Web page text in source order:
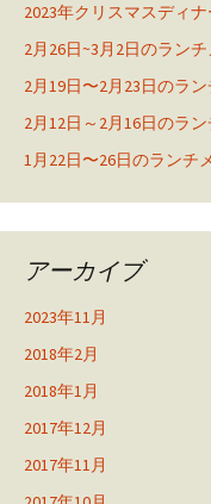
2023年クリスマスディ
2月26日~3月2日のラン
2月19日〜2月23日のラン
2月12日～2月16日のラ
1月22日〜26日のランチ
アーカイブ
2023年11月
2018年2月
2018年1月
2017年12月
2017年11月